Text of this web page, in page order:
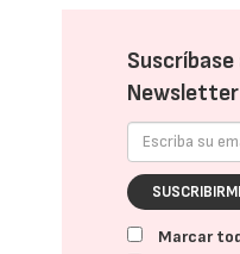
Marcar